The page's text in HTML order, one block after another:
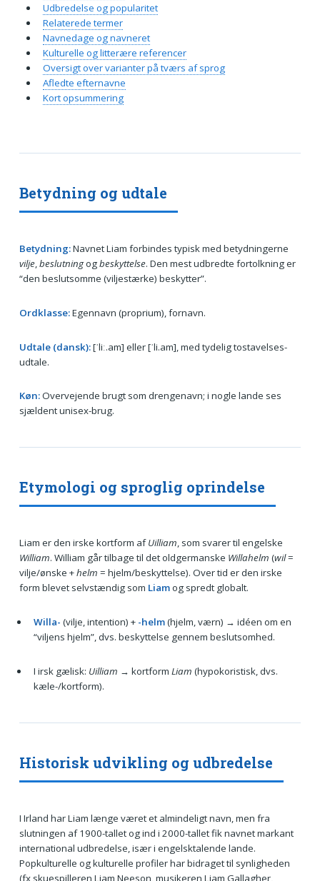
Betydning og udtale
Betydning:Navnet Liam forbindes typisk med betydningerne
vilje,beslutningogbeskyttelse. Den mest udbredte fortolkning er
“den beslutsomme (viljestærke) beskytter”.
Ordklasse:Egennavn (proprium), fornavn.
Udtale (dansk):[ˈliː.am] eller [ˈli.am], med tydelig tostavelses-
udtale.
Køn:Overvejende brugt som drengenavn; i nogle lande ses
sjældent unisex-brug.
Etymologi og sproglig oprindelse
Liam er den irske kortform afUilliam, som svarer til engelske
William. William går tilbage til det oldgermanske Willahelm (wil=
vilje/ønske +helm = hjelm/beskyttelse). Over tid er den irske
form blevet selvstændig som Liamog spredt globalt.
Willa- (vilje, intention) + -helm(hjelm, værn) → idéen om en
“viljens hjelm”, dvs. beskyttelse gennem beslutsomhed.
I irsk gælisk: Uilliam → kortform Liam (hypokoristisk, dvs.
kæle-/kortform).
Historisk udvikling og udbredelse
I Irland har Liam længe været et almindeligt navn, men fra
slutningen af 1900-tallet og ind i 2000-tallet fik navnet markant
international udbredelse, især i engelsktalende lande.
Popkulturelle og kulturelle profiler har bidraget til synligheden
(fx skuespilleren Liam Neeson, musikeren Liam Gallagher,
Udbredelse og popularitet
Relaterede termer
Navnedage og navneret
Kulturelle og litterære referencer
Oversigt over varianter på tværs af sprog
Afledte efternavne
Kort opsummering